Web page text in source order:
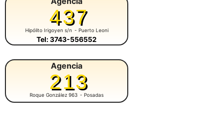
437
Hipólito Irigoyen s/n - Puerto Leoni
Tel: 3743-556552
Agencia
213
Roque González 963 - Posadas